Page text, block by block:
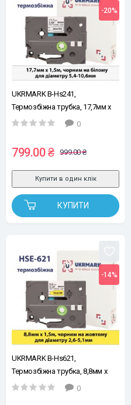
-20%
UKRMARK B-Hs241,
Термозбіжна трубка, 17,7мм х
1,5м, чорним на білому, для
для принтерів етикеток сумісна
з BROTHER HSe-241 (HSe241)
0
799.00 ₴ 999.00 ₴
КУПИТИ
Купити в один клік
-14%
UKRMARK B-Hs621,
Термозбіжна трубка, 8,8мм х
1,5м, чорним на жовтому, для
0